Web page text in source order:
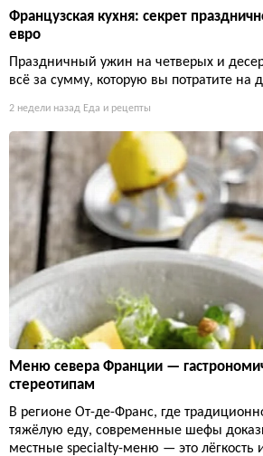
Французская кухня: секрет
евро
Праздничный ужин на четверых и
всё за сумму, которую вы потратите на
2 недели назад Еда и рецепты
Меню севера Франции —
стереотипам
В регионе От-де-Франс, где
тяжёлую еду, современные шефы
местные specialty-меню — это лёгкость